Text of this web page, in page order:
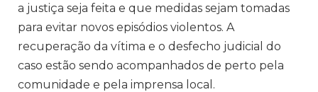
a justiça seja feita e que medidas sejam tomadas
para evitar novos episódios violentos. A
recuperação da vítima e o desfecho judicial do
caso estão sendo acompanhados de perto pela
comunidade e pela imprensa local.